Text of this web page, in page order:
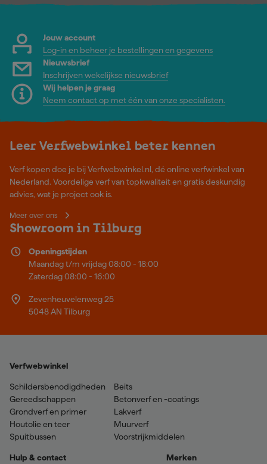
Jouw account
Log-in en beheer je bestellingen en gegevens
Nieuwsbrief
Inschrijven wekelijkse nieuwsbrief
Wij helpen je graag
Neem contact op met één van onze specialisten.
Leer Verfwebwinkel beter kennen
Verf kopen doe je bij Verfwebwinkel.nl, dé online verfwinkel van
Nederland. Voordelige verf van topkwaliteit en gratis deskundig
advies, wat je project ook is.
Meer over ons
Showroom in Tilburg
Openingstijden
Maandag t/m vrijdag 08:00 - 18:00
Zaterdag 08:00 - 16:00
Zevenheuvelenweg 25
5048 AN Tilburg
Verfwebwinkel
Schildersbenodigdheden
Gereedschappen
Grondverf en primer
Houtolie en teer
Spuitbussen
Beits
Betonverf en -coatings
Lakverf
Muurverf
Voorstrijkmiddelen
Hulp & contact Merken